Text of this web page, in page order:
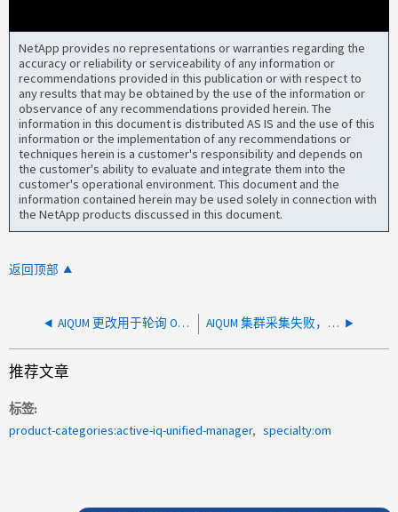
NetApp provides no representations or warranties regarding the
accuracy or reliability or serviceability of any information or
recommendations provided in this publication or with respect to
any results that may be obtained by the use of the information or
observance of any recommendations provided herein. The
information in this document is distributed AS IS and the use of this
information or the implementation of any recommendations or
techniques herein is a customer's responsibility and depends on
the customer's ability to evaluate and integrate them into the
customer's operational environment. This document and the
information contained herein may be used solely in connection with
the NetApp products discussed in this document.
返回顶部
AIQUM 更改用于轮询 ONTAP 集群的帐户密码 AIQUM 集群采集失败，出现 Keystore was tampered 错误
推荐文章
标签
product-categories:active-iq-unified-manager
specialty:om